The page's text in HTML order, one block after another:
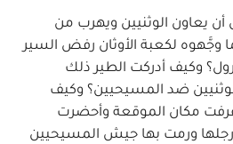
أن يعاون الوثنيين ويهرب من
وجَّهوه لكعبة الأوثان رفض السير
وكيف أدركت الطير ذلك
ضد المسيحيين؟ وكيف
مكان الموقعة وأحضرت
ورمت بها جيش المسيحيين